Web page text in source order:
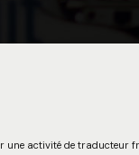
une activité de traducteur